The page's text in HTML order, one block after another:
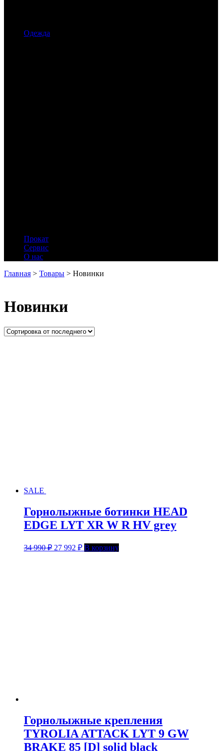
Одежда
Прокат
Сервис
О нас
Главная > Товары > Новинки
Новинки
SALE
Горнолыжные ботинки HEAD
EDGE LYT XR W R HV grey
34 990₽ 27 992 ₽ В корзину
Горнолыжные крепления
TYROLIA ATTACK LYT 9 GW
BRAKE 85 [D] solid black